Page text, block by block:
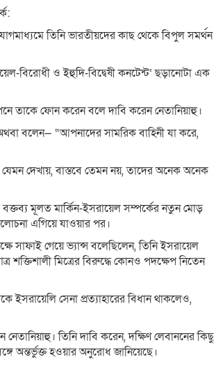
তিনি ভারতীয়দের কাছ থেকে বিপুল সমর্থন
বিরোধী ও ইহুদি-বিদ্বেষী কনটেন্ট’ ছড়ানোটা এক
তাকে ফোন করেন বলে দাবি করেন নেতানিয়াহু।
বলেন— “আপনাদের সামরিক বাহিনী যা করে,
দেখায়, বাস্তবে তেমন নয়, তাদের অনেক অনেক
বক্তব্য মূলত মার্কিন-ইসরায়েল সম্পর্কের নতুন মোড়
এগিয়ে যাওয়ার পর।
সাফাই গেয়ে ভ্যান্স বলেছিলেন, তিনি ইসরায়েল
শক্তিশালী মিত্রের বিরুদ্ধে কোনও পদক্ষেপ নিতেন
ইসরায়েলি সেনা প্রত্যাহারের বিধান থাকলেও,
তিনি দাবি করেন, দক্ষিণ লেবাননের কিছু
অন্তর্ভুক্ত হওয়ার অনুরোধ জানিয়েছে।